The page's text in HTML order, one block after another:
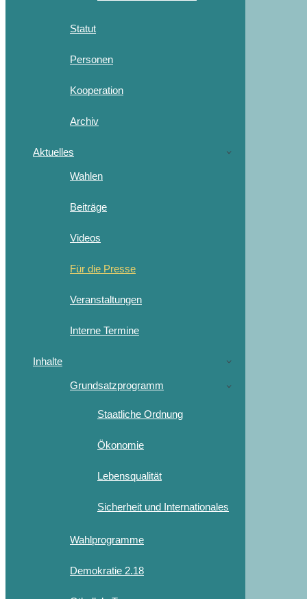
Statut
Personen
Kooperation
Archiv
Aktuelles
Wahlen
Beiträge
Videos
Für die Presse
Veranstaltungen
Interne Termine
Inhalte
Grundsatzprogramm
Staatliche Ordnung
Ökonomie
Lebensqualität
Sicherheit und Internationales
Wahlprogramme
Demokratie 2.18